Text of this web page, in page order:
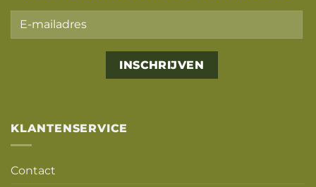
KLANTENSERVICE
Contact